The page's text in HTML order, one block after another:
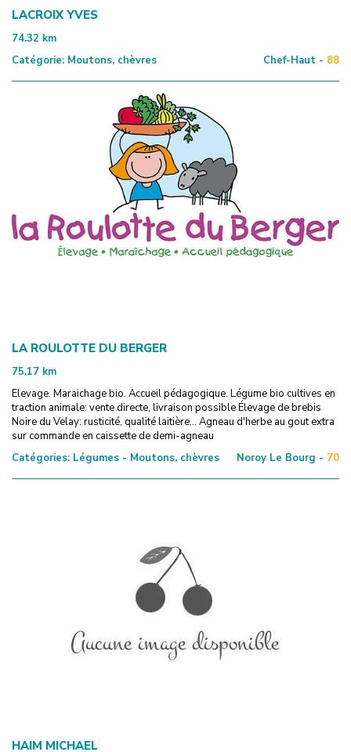
LACROIX YVES
74.32 km
Catégorie: Moutons, chèvres Chef-Haut - 88
LA ROULOTTE DU BERGER
75.17 km
Elevage. Maraichage bio. Accueil pédagogique. Légume bio cultives en
traction animale: vente directe, livraison possible Élevage de brebis
Noire du Velay: rusticité, qualité laitière... Agneau d'herbe au gout extra
sur commande en caissette de demi-agneau
Catégories: Légumes - Moutons, chèvres Noroy Le Bourg - 70
HAIM MICHAEL